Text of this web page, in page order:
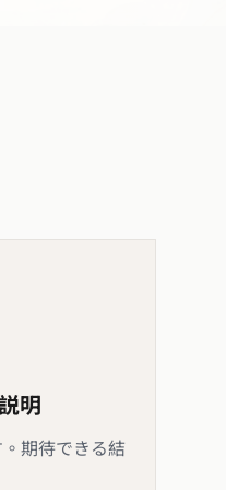
明
期待できる結